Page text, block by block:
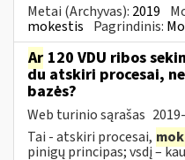
Metai (Archyvas): 2019
mokestis Pagrindinis:
Ar 120 VDU ribos
du atskiri procesai,
bazės?
Web turinio sąrašas
Tai - atskiri procesai,
pinigų principas; vsdį –